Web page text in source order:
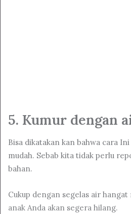
5. Kumur dengan
Bisa dikatakan kan bahwa cara
mudah. Sebab kita tidak perlu
bahan.
Cukup dengan segelas air
anak Anda akan segera hilang.